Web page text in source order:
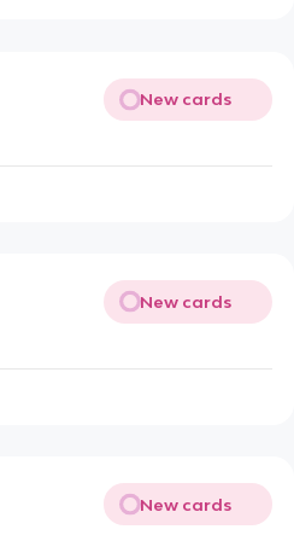
New cards
New cards
New cards